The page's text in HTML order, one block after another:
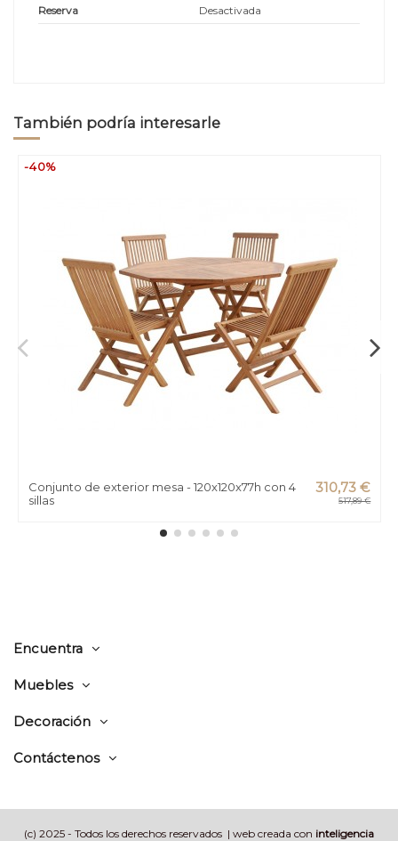
Reserva
Desactivada
También podría interesarle
-40%
Conjunto de exterior mesa - 120x120x77h con 4
sillas
310,73 €
517,89 €
Encuentra
Muebles
Decoración
Contáctenos
(c) 2025 - Todos los derechos reservados | web creada con inteligencia